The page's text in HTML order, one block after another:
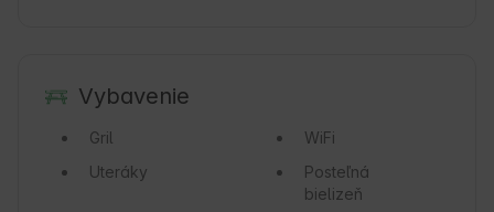
Vybavenie
Gril
WiFi
Uteráky
Posteľná
bielizeň